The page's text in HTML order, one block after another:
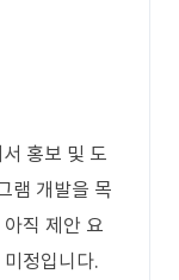
홍보 및 도
램 개발을 목
직 제안 요
정입니다.